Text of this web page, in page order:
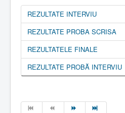
REZULTATE INTERVIU
REZULTATE PROBA SCRISA
REZULTATELE FINALE
REZULTATE PROBĂ INTERVIU